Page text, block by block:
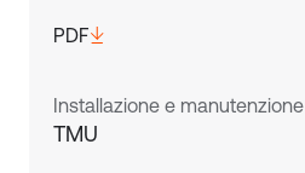
PDF
Installazione e manutenzione
TMU